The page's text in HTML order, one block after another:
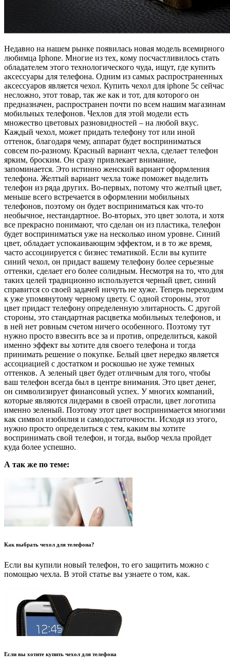
Недавно на нашем рынке появилась новая модель всемирного
любимца Iphone. Многие из тех, кому посчастливилось стать
обладателем этого технологического чуда, ищут, где купить
аксессуары для телефона. Одним из самых распространенных
аксессуаров является чехол. Купить чехол для iphone 5c сейчас
несложно, этот товар, так же как и тот, для которого он
предназначен, распространен почти по всем нашим магазинам
мобильных телефонов. Чехлов для этой модели есть
множество цветовых разновидностей – на любой вкус.
Каждый чехол, может придать телефону тот или иной
оттенок, благодаря чему, аппарат будет восприниматься
совсем по-разному. Красный вариант чехла, сделает телефон
ярким, броским. Он сразу привлекает внимание,
запоминается. Это истинно женский вариант оформления
телефона. Желтый вариант чехла тоже поможет выделить
телефон из ряда других. Во-первых, потому что желтый цвет,
меньше всего встречается в оформлении мобильных
телефонов, поэтому он будет восприниматься как что-то
необычное, нестандартное. Во-вторых, это цвет золота, и хотя
все прекрасно понимают, что сделан он из пластика, телефон
будет восприниматься уже на несколько ином уровне. Синий
цвет, обладает успокаивающим эффектом, и в то же время,
часто ассоциируется с бизнес тематикой. Если вы купите
синий чехол, он придаст вашему телефону более серьезные
оттенки, сделает его более солидным. Несмотря на то, что для
таких целей традиционно используется черный цвет, синий
справится со своей задачей ничуть не хуже. Теперь переходим
к уже упомянутому черному цвету. С одной стороны, этот
цвет придаст телефону определенную элитарность. С другой
стороны, это стандартная расцветка мобильных телефонов, и
в ней нет ровным счетом ничего особенного. Поэтому тут
нужно просто взвесить все за и против, определиться, какой
именно эффект вы хотите для своего телефона и тогда
принимать решение о покупке. Белый цвет нередко является
ассоциацией с достатком и роскошью не хуже темных
оттенков. А зеленый цвет будет отличным для того, чтобы
ваш телефон всегда был в центре внимания. Это цвет денег,
он символизирует финансовый успех. У многих компаний,
которые являются лидерами в своей отрасли, цвет логотипа
именно зеленый. Поэтому этот цвет воспринимается многими
как символ изобилия и самодостаточности. Исходя из этого,
нужно просто определиться с тем, каким вы хотите
воспринимать свой телефон, и тогда, выбор чехла пройдет
куда более успешно.
А так же по теме:
Как выбрать чехол для телефона?
Если вы купили новый телефон, то его защитить можно с
помощью чехла. В этой статье вы узнаете о том, как.
Если вы хотите купить чехол для телефона